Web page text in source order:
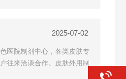
2025-07-02
医院制剂中心，各类皮肤专
往来洽谈合作。皮肤外用制